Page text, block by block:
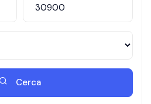
Cerca